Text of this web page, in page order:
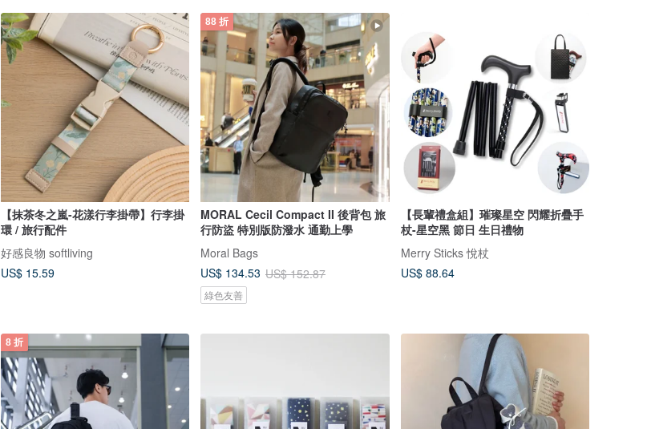
【抹茶冬之嵐-花漾行李掛帶】行李掛
環 / 旅行配件
好感良物 softliving
US$ 15.59
88 折
MORAL Cecil Compact II 後背包 旅
行防盜 特別版防潑水 通勤上學
Moral Bags
US$ 134.53 US$ 152.87
綠色友善
【長輩禮盒組】璀璨星空 閃耀折疊手
杖-星空黑 節日 生日禮物
Merry Sticks 悅杖
US$ 88.64
8 折